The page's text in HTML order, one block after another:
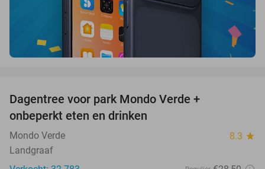
Dagentree voor park Mondo Verde +
onbeperkt eten en drinken
Mondo Verde 8.3 star
Landgraaf